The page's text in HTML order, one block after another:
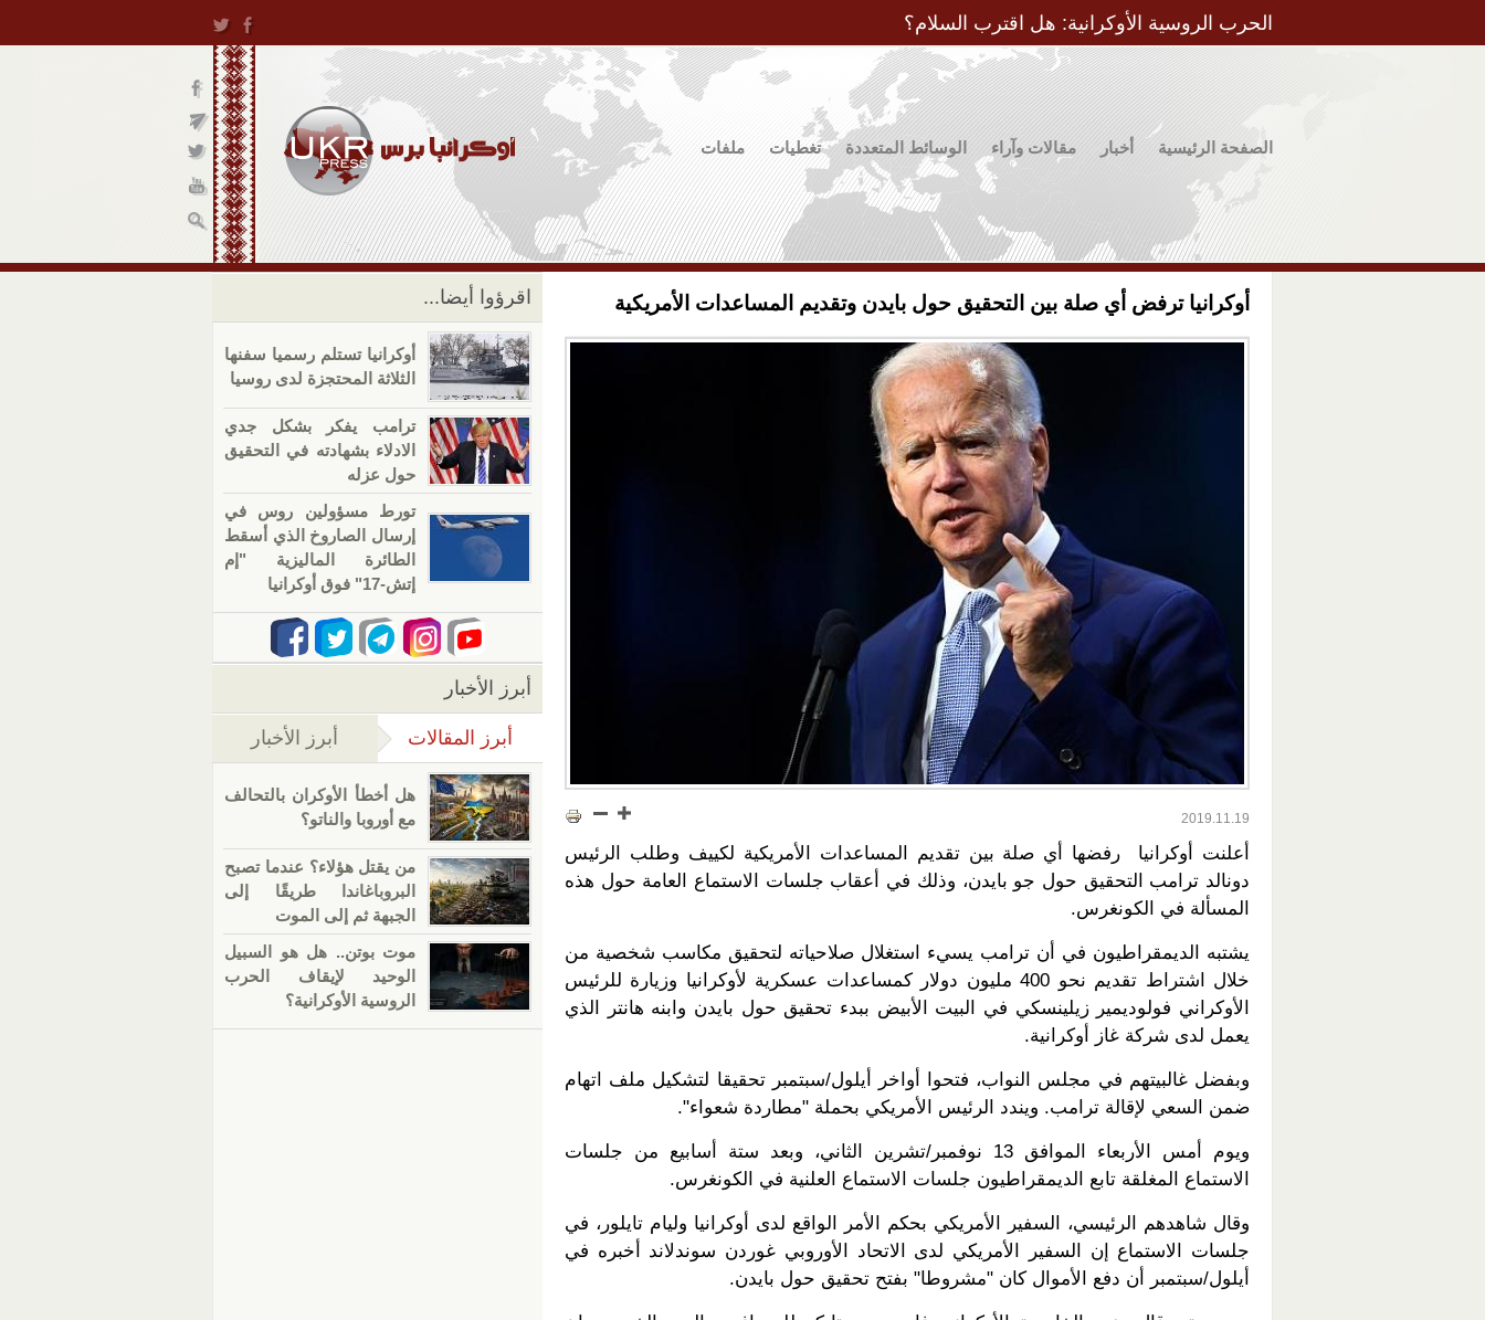
الحرب الروسية الأوكرانية: هل اقترب السلام؟
الصفحة الرئيسية أخبار مقالات وآراء الوسائط المتعددة تغطيات ملفات
أوكرانيا ترفض أي صلة بين التحقيق حول بايدن وتقديم المساعدات الأمريكية
2019.11.19
أعلنت أوكرانيا رفضها أي صلة بين تقديم المساعدات الأمريكية لكييف وطلب الرئيس
دونالد ترامب التحقيق حول جو بايدن، وذلك في أعقاب جلسات الاستماع العامة حول هذه
المسألة في الكونغرس.
يشتبه الديمقراطيون في أن ترامب يسيء استغلال صلاحياته لتحقيق مكاسب شخصية من
خلال اشتراط تقديم نحو 400 مليون دولار كمساعدات عسكرية لأوكرانيا وزيارة للرئيس
الأوكراني فولوديمير زيلينسكي في البيت الأبيض ببدء تحقيق حول بايدن وابنه هانتر الذي
يعمل لدى شركة غاز أوكرانية.
وبفضل غالبيتهم في مجلس النواب، فتحوا أواخر أيلول/سبتمبر تحقيقا لتشكيل ملف اتهام
ضمن السعي لإقالة ترامب. ويندد الرئيس الأمريكي بحملة "مطاردة شعواء".
ويوم أمس الأربعاء الموافق 13 نوفمبر/تشرين الثاني، وبعد ستة أسابيع من جلسات
الاستماع المغلقة تابع الديمقراطيون جلسات الاستماع العلنية في الكونغرس.
وقال شاهدهم الرئيسي، السفير الأمريكي بحكم الأمر الواقع لدى أوكرانيا وليام تايلور، في
جلسات الاستماع إن السفير الأمريكي لدى الاتحاد الأوروبي غوردن سوندلاند أخبره في
أيلول/سبتمبر أن دفع الأموال كان "مشروطا" بفتح تحقيق حول بايدن.
اقرؤوا أيضا...
أوكرانيا تستلم رسميا سفنها
الثلاثة المحتجزة لدى روسيا
ترامب يفكر بشكل جدي
الادلاء بشهادته في التحقيق
حول عزله
تورط مسؤولين روس في
إرسال الصاروخ الذي أسقط
الطائرة الماليزية "إم
إتش-17" فوق أوكرانيا
أبرز الأخبار
أبرز المقالات (علامة التبويب النشطة)
أبرز الأخبار
هل أخطأ الأوكران بالتحالف
مع أوروبا والناتو؟
من يقتل هؤلاء؟ عندما تصبح
البروباغاندا طريقًا إلى
الجبهة ثم إلى الموت
موت بوتن.. هل هو السبيل
الوحيد لإيقاف الحرب
الروسية الأوكرانية؟